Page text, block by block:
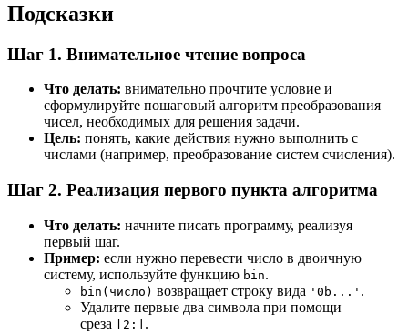
Подсказки
Шаг 1. Внимательное чтение вопроса
Что делать: внимательно прочтите условие и
сформулируйте пошаговый алгоритм преобразования
чисел, необходимых для решения задачи.
Цель: понять, какие действия нужно выполнить с
числами (например, преобразование систем счисления).
Шаг 2. Реализация первого пункта алгоритма
Что делать: начните писать программу, реализуя
первый шаг.
Пример: если нужно перевести число в двоичную
систему, используйте функцию bin.
bin(число) возвращает строку вида '0b...' .
Удалите первые два символа при помощи
среза
[2:] .